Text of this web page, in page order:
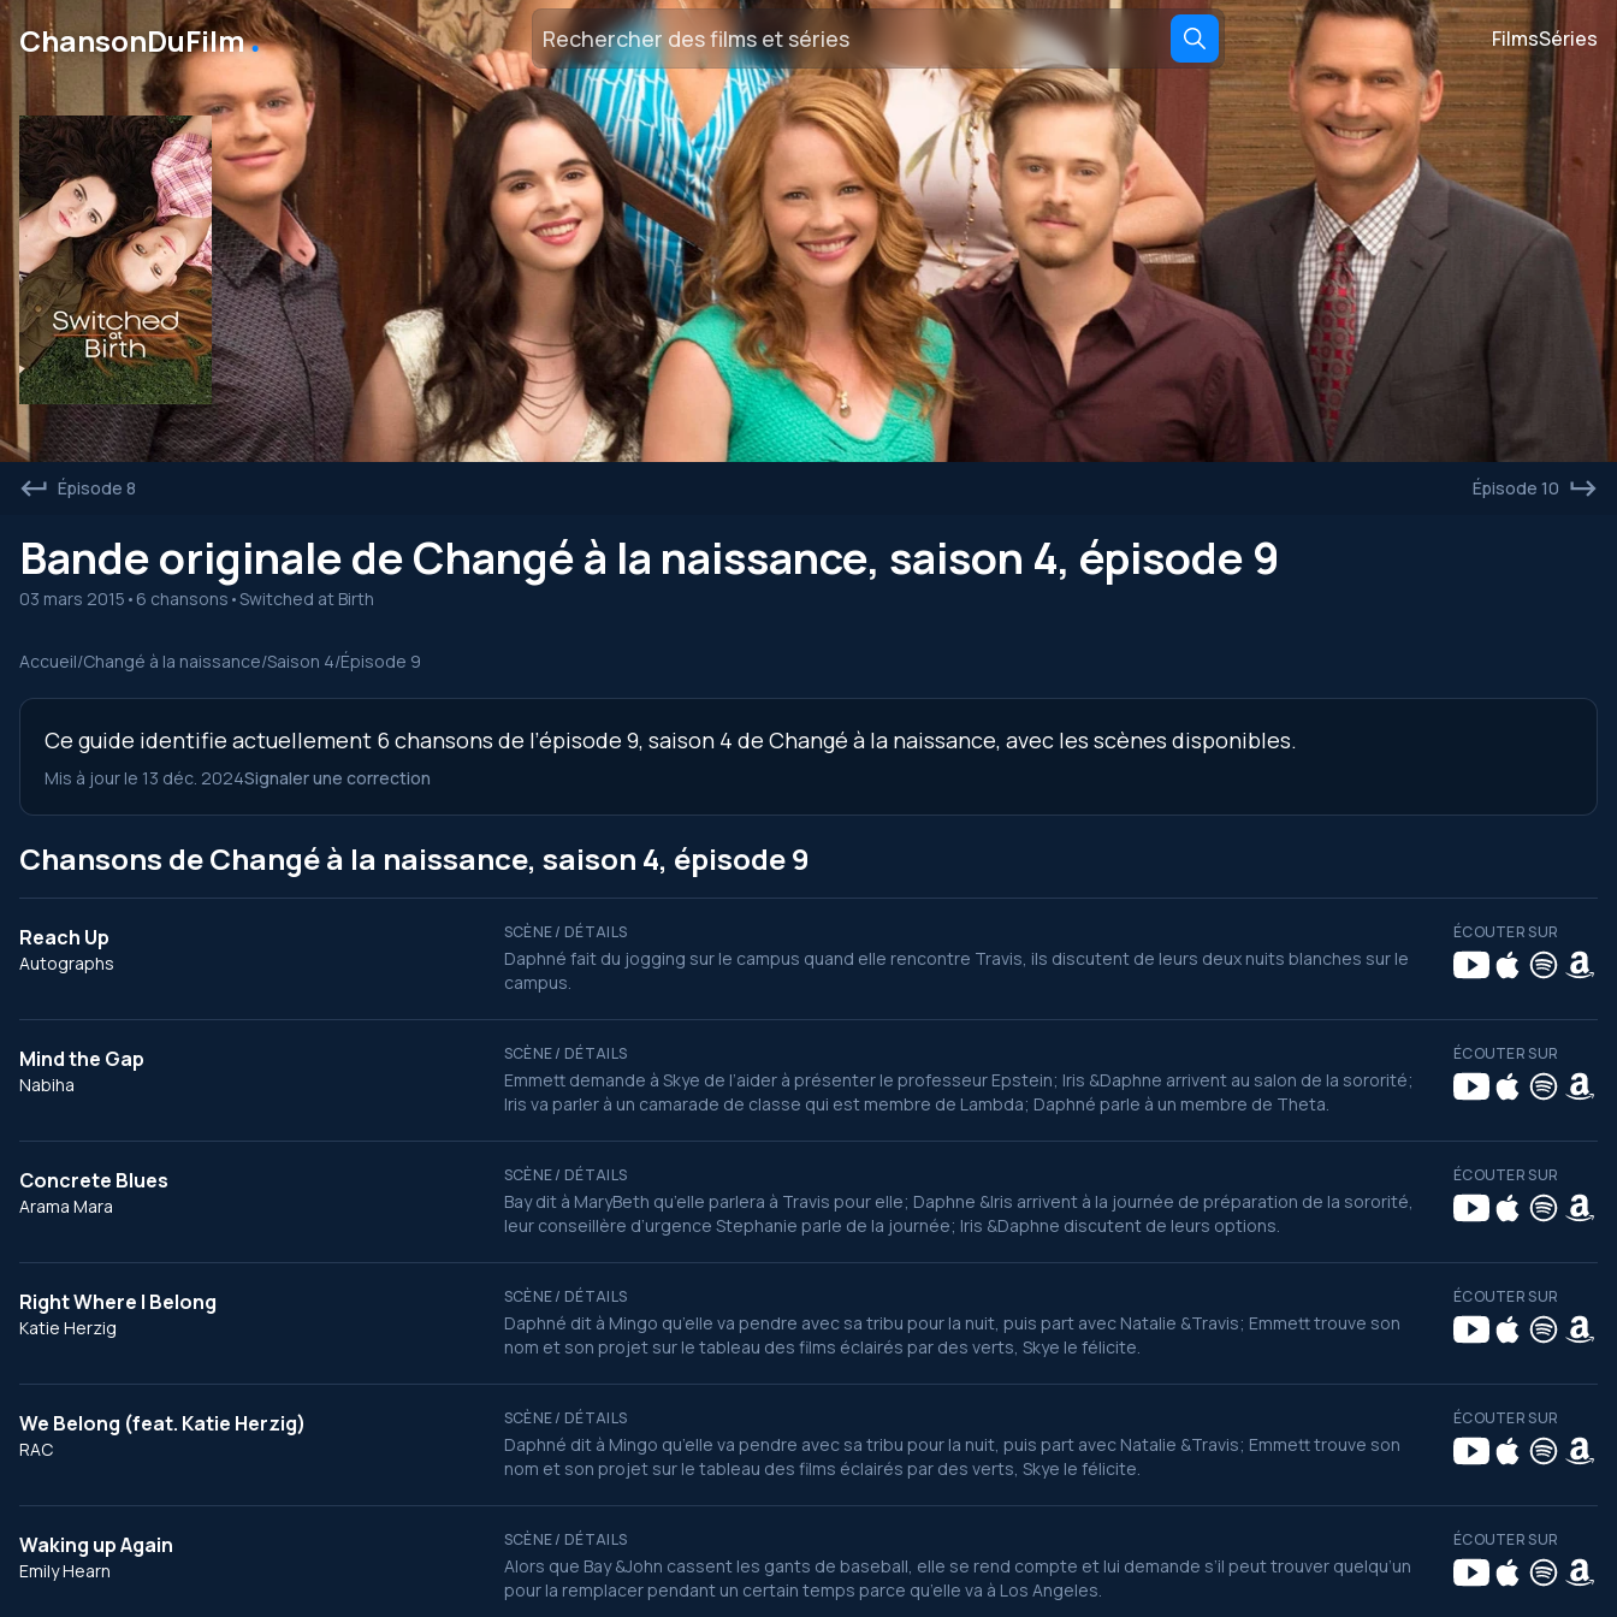
ChansonDuFilm․ FilmsSéries
Épisode 8 Épisode 10
Bande originale de Changé à la naissance, saison 4, épisode 9
03 mars 2015 • 6 chansons •Switched at Birth
Accueil/Changé à la naissance/Saison 4/Épisode 9
Ce guide identifie actuellement 6 chansons de l’épisode 9, saison 4 de Changé à la naissance, avec les scènes disponibles.
Mis à jour le 13 déc. 2024Signaler une correction
Chansons de Changé à la naissance, saison 4, épisode 9
Reach Up
Autographs
SCÈNE / DÉTAILS
Daphné fait du jogging sur le campus quand elle rencontre Travis, ils discutent de leurs deux nuits blanches sur le
campus.
ÉCOUTER SUR
Mind the Gap
Nabiha
SCÈNE / DÉTAILS
Emmett demande à Skye de l’aider à présenter le professeur Epstein; Iris &Daphne arrivent au salon de la sororité;
Iris va parler à un camarade de classe qui est membre de Lambda; Daphné parle à un membre de Theta.
ÉCOUTER SUR
Concrete Blues
Arama Mara
SCÈNE / DÉTAILS
Bay dit à MaryBeth qu’elle parlera à Travis pour elle; Daphne &Iris arrivent à la journée de préparation de la sororité,
leur conseillère d’urgence Stephanie parle de la journée; Iris &Daphne discutent de leurs options.
ÉCOUTER SUR
Right Where I Belong
Katie Herzig
SCÈNE / DÉTAILS
Daphné dit à Mingo qu’elle va pendre avec sa tribu pour la nuit, puis part avec Natalie &Travis; Emmett trouve son
nom et son projet sur le tableau des films éclairés par des verts, Skye le félicite.
ÉCOUTER SUR
We Belong (feat. Katie Herzig)
RAC
SCÈNE / DÉTAILS
Daphné dit à Mingo qu’elle va pendre avec sa tribu pour la nuit, puis part avec Natalie &Travis; Emmett trouve son
nom et son projet sur le tableau des films éclairés par des verts, Skye le félicite.
ÉCOUTER SUR
Waking up Again
Emily Hearn
SCÈNE / DÉTAILS
Alors que Bay &John cassent les gants de baseball, elle se rend compte et lui demande s’il peut trouver quelqu’un
pour la remplacer pendant un certain temps parce qu’elle va à Los Angeles.
ÉCOUTER SUR